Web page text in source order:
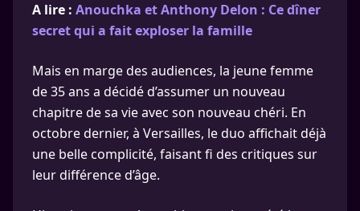
A lire : Anouchka et Anthony Delon : Ce dîner
secret qui a fait exploser la famille
Mais en marge des audiences, la jeune femme
de 35 ans a décidé d’assumer un nouveau
chapitre de sa vie avec son nouveau chéri. En
octobre dernier, à Versailles, le duo affichait déjà
une belle complicité, faisant fi des critiques sur
leur différence d’âge.